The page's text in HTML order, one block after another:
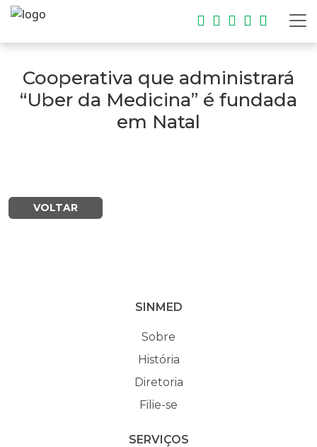
Cooperativa que administrará
“Uber da Medicina” é fundada
em Natal
VOLTAR
SINMED
Sobre
História
Diretoria
Filie-se
SERVIÇOS